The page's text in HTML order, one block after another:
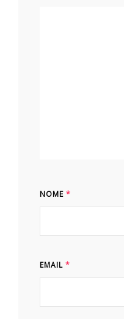
NOME *
EMAIL *